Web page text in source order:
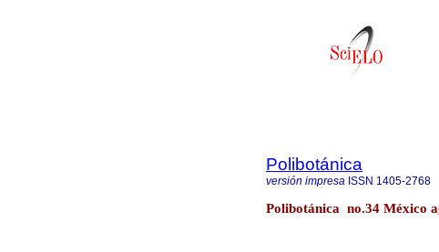
Polibotánica
versión impresa ISSN 1405-2768
Polibotánica no.34 México